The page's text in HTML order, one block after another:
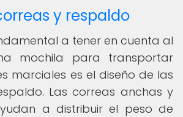
y respaldo
a tener en cuenta al
mochila para transportar
marciales es el diseño de las
Las correas anchas y
a distribuir el peso de